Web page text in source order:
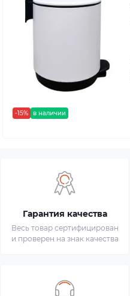
-15% в наличии
Гарантия качества
Весь товар сертифицирован
и проверен на знак качества